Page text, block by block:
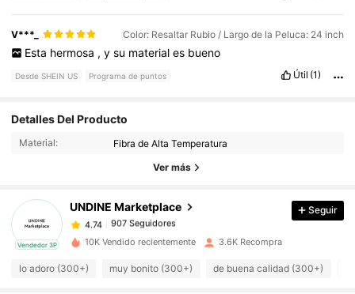
V***_ Color: Resaltar Rubio / Largo de la Peluca: 24 inch
Esta hermosa , y su material es bueno
Desde SHEIN US Programa de puntos Útil (1)
Detalles Del Producto
Material: Fibra de Alta Temperatura
Ver más
Vendedor 3P
UNDINE Marketplace
4.74 907 Seguidores
907 Seguidores
4.74
907 Seguidores
4.74 907 Seguidores
Seguir
10K Vendido recientemente 3.6K Recompra
lo adoro (300+) muy bonito (300+) de buena calidad (300+)